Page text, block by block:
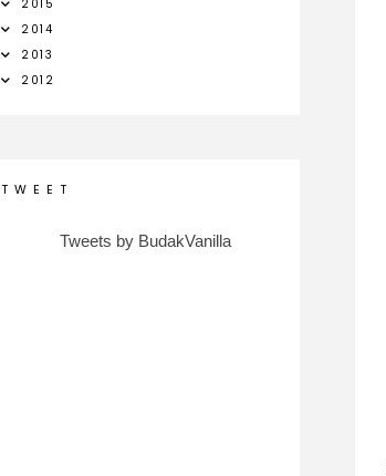
2015
2014
2013
2012
T W E E T
Tweets by BudakVanilla